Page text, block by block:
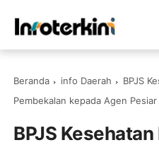
Beranda info Daerah
BPJS
Pembekalan kepada Agen
BPJS